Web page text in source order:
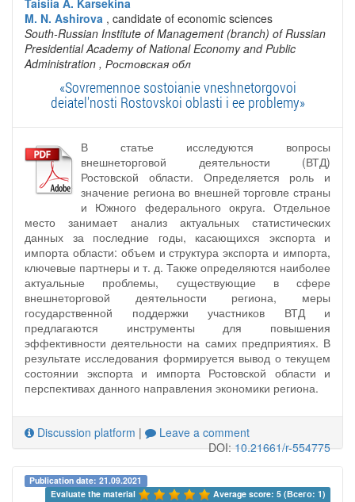
M. N. Ashirova , candidate of economic sciences
South-Russian Institute of Management (branch) of Russian
Presidential Academy of National Economy and Public
Administration , Ростовская обл
«Sovremennoe sostoianie vneshnetorgovoi
deiatel'nosti Rostovskoi oblasti i ee problemy»
В статье исследуются вопросы
внешнеторговой деятельности (ВТД)
Ростовской области. Определяется роль и
значение региона во внешней торговле страны
и Южного федерального округа. Отдельное
место занимает анализ актуальных статистических
данных за последние годы, касающихся экспорта и
импорта области: объем и структура экспорта и импорта,
ключевые партнеры и т. д. Также определяются наиболее
актуальные проблемы, существующие в сфере
внешнеторговой деятельности региона, меры
государственной поддержки участников ВТД и
предлагаются инструменты для повышения
эффективности деятельности на самих предприятиях. В
результате исследования формируется вывод о текущем
состоянии экспорта и импорта Ростовской области и
перспективах данного направления экономики региона.
Discussion platform |
Leave a comment
DOI:10.21661/r-554775
Publication date: 21.09.2021
Evaluate the material
Average score: 5 (Всего: 1)